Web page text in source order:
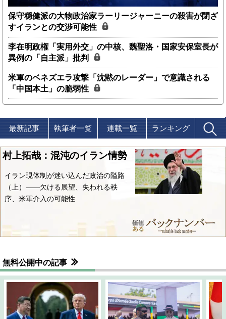
保守穏健派の大物政治家ラーリージャーニーの殺害が閉ざ
すイランとの交渉可能性
李在明政権「実用外交」の中核、魏聖洛・国家安保室長が
異例の「自主派」批判
米軍のベネズエラ攻撃「沈黙のレーダー」で意識される
「中国本土」の脆弱性
最新記事 執筆者一覧 連載一覧 ランキング
村上拓哉：混沌のイラン情勢
イラン現体制が迷い込んだ政治の隘路
（上）――欠ける展望、失われる秩
序、米軍介入の可能性
無料公開中の記事